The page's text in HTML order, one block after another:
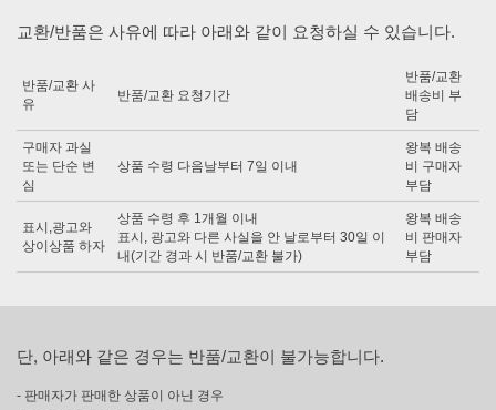
교환/반품은 사유에 따라 아래와 같이 요청하실 수 있습니다.
반품/교환 사
유
반품/교환 요청기간
반품/교환
배송비 부
담
구매자 과실
또는 단순 변
심
상품 수령 다음날부터 7일 이내
왕복 배송
비 구매자
부담
표시,광고와
상이상품 하자
상품 수령 후 1개월 이내
표시, 광고와 다른 사실을 안 날로부터 30일 이
내(기간 경과 시 반품/교환 불가)
왕복 배송
비 판매자
부담
단, 아래와 같은 경우는 반품/교환이 불가능합니다.
- 판매자가 판매한 상품이 아닌 경우